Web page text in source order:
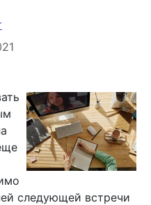
следующей встречи